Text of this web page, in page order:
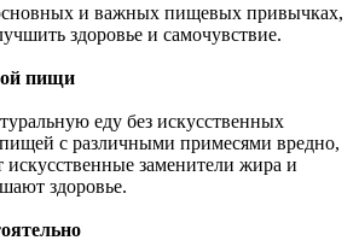
и важных пищевых привычках,
здоровье и самочувствие.
пищи
еду без искусственных
пищей с различными примесями вредно,
искусственные заменители жира и
здоровье.